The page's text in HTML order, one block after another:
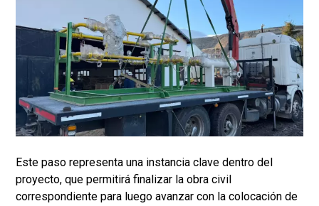
Este paso representa una instancia clave dentro del
proyecto, que permitirá finalizar la obra civil
correspondiente para luego avanzar con la colocación de